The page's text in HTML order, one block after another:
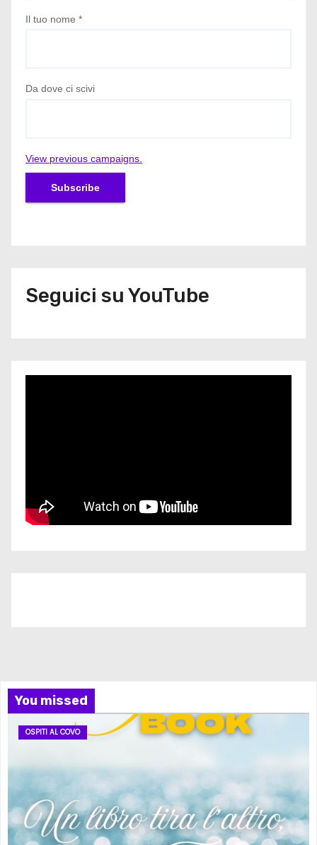
Il tuo nome *
Da dove ci scivi
View previous campaigns.
Seguici su YouTube
You missed
OSPITI AL COVO